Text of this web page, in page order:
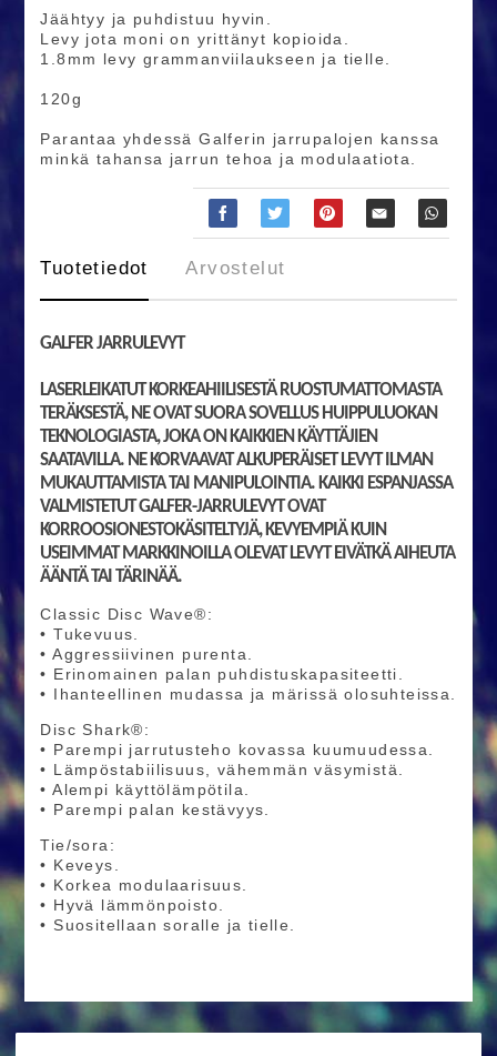
Jäähtyy ja puhdistuu hyvin.
Levy jota moni on yrittänyt kopioida.
1.8mm levy grammanviilaukseen ja tielle.
120g
Parantaa yhdessä Galferin jarrupalojen kanssa
minkä tahansa jarrun tehoa ja modulaatiota.
Tuotetiedot Arvostelut
GALFER JARRULEVYT
LASERLEIKATUT KORKEAHIILISESTÄ RUOSTUMATTOMASTA
TERÄKSESTÄ, NE OVAT SUORA SOVELLUS HUIPPULUOKAN
TEKNOLOGIASTA, JOKA ON KAIKKIEN KÄYTTÄJIEN
SAATAVILLA. NE KORVAAVAT ALKUPERÄISET LEVYT ILMAN
MUKAUTTAMISTA TAI MANIPULOINTIA. KAIKKI ESPANJASSA
VALMISTETUT GALFER-JARRULEVYT OVAT
KORROOSIONESTOKÄSITELTYJÄ, KEVYEMPIÄ KUIN
USEIMMAT MARKKINOILLA OLEVAT LEVYT EIVÄTKÄ AIHEUTA
ÄÄNTÄ TAI TÄRINÄÄ.
Classic Disc Wave®:
• Tukevuus.
• Aggressiivinen purenta.
• Erinomainen palan puhdistuskapasiteetti.
• Ihanteellinen mudassa ja märissä olosuhteissa.
Disc Shark®:
• Parempi jarrutusteho kovassa kuumuudessa.
• Lämpöstabiilisuus, vähemmän väsymistä.
• Alempi käyttölämpötila.
• Parempi palan kestävyys.
Tie/sora:
• Keveys.
• Korkea modulaarisuus.
• Hyvä lämmönpoisto.
• Suositellaan soralle ja tielle.